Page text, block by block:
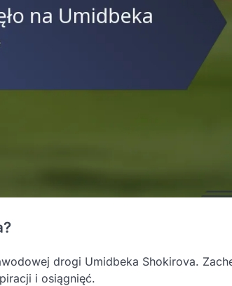
drogi Umidbeka Shokirova.
i osiągnięć.